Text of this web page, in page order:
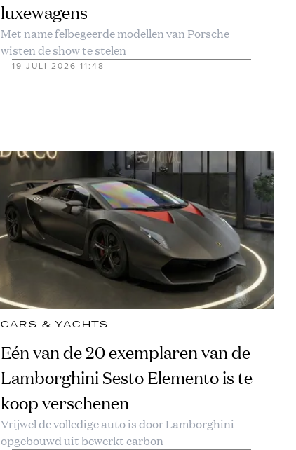
luxewagens
Met name felbegeerde modellen van Porsche
wisten de show te stelen
19 JULI 2026 11:48
CARS & YACHTS
Eén van de 20 exemplaren van de
Lamborghini Sesto Elemento is te
koop verschenen
Vrijwel de volledige auto is door Lamborghini
opgebouwd uit bewerkt carbon